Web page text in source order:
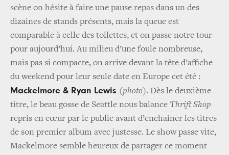
scène on hésite à faire une pause repas dans un des
dizaines de stands présents, mais la queue est
comparable à celle des toilettes, et on passe notre tour
pour aujourd’hui. Au milieu d’une foule nombreuse,
mais pas si compacte, on arrive devant la tête d’affiche
du weekend pour leur seule date en Europe cet été :
Mackelmore & Ryan Lewis (photo). Dès le deuxième
titre, le beau gosse de Seattle nous balance Thrift Shop
repris en cœur par le public avant d’enchainer les titres
de son premier album avec justesse. Le show passe vite,
Mackelmore semble heureux de partager ce moment